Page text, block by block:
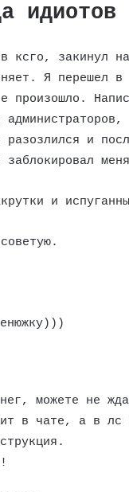
идиотов
ксго, закинул
Я перешел
произошло.
и
и
можете не
в чате, а в лс